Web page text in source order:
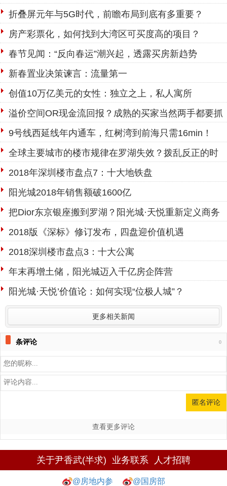
折叠屏元年与5G时代，前瞻布局到底有多重要？
房产彩票化，如何找到大湾区可买度高的项目？
春节见闻：“反向春运”潮兴起，透露买房新趋势
新春置业决策谏言：流量第一
创值10万亿美元的女性：独立之上，私人寓所
溢价空间OR现金流回报？成熟的买家当然两手都要抓
9号线西延线年内通车，红树湾到前海只需16min！
全球主要城市的楼市规律在罗湖失效？拨乱反正的时
候到了！
2018年深圳楼市盘点7：十大地铁盘
阳光城2018年销售额破1600亿
把Dior东京银座搬到罗湖？阳光城·天悦重新定义商务
公寓的品质标准！
2018版《深标》修订发布，四盘迎价值机遇
2018深圳楼市盘点3：十大公寓
年末再增土储，阳光城迈入千亿房企阵营
阳光城·天悦’价值论：如何实现“位极人城”？
更多相关新闻
0
条评论
查看更多评论
关于尹香武(半求) 业务联系 人才招聘
@房地内参 @国房部